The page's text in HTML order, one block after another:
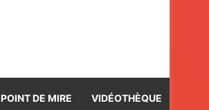
POINT DE MIRE VIDÉOTHÈQUE